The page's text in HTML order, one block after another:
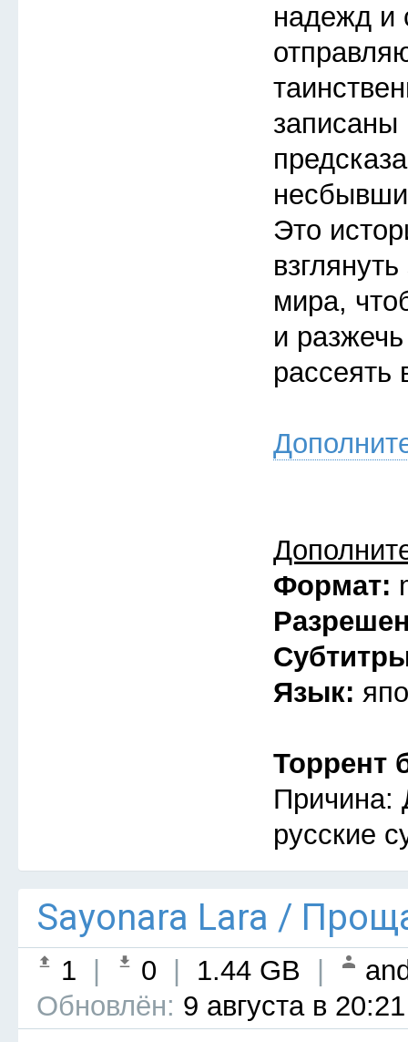
надежд и
записаны
Это
мира,
и
рассеять
Формат:
Язык:
Торрент
Причина:
русские
Sayonara Lara /
1 0 1.44 GB
Обновлён: 9 августа в 20:21